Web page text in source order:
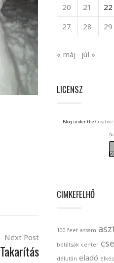
Next Post
Takarítás
20
21 22
27
28 29
« máj júl »
LICENSZ
Blog under the
CIMKEFELHŐ
100 feet assam
betiltsák center
délután eladó